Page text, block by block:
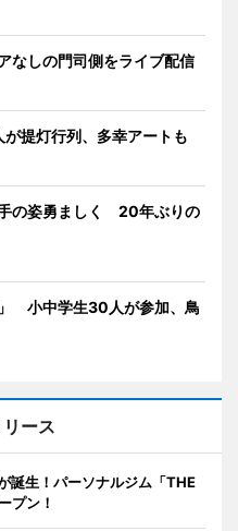
なしの門司側をライブ配信
提灯行列、多幸アートも
の姿勇ましく 20年ぶりの
小中学生30人が参加、鳥
ース
誕生！パーソナルジム「THE
プン！